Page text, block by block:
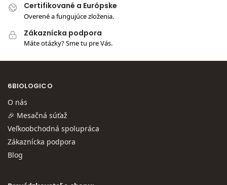
Certifikované a Európske
Overené a fungujúce zloženia.
Zákaznícka podpora
Máte otázky? Sme tu pre Vás.
6BIOLOGICO
O nás
🎉 Mesačná súťaž
Veľkoobchodná spolupráca
Zákaznícka podpora
Blog